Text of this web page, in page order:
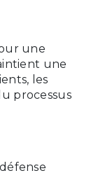
une
une
les
processus